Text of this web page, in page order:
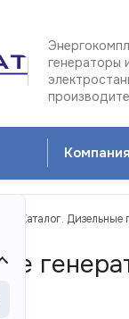
генераторы
Компания
Каталог.